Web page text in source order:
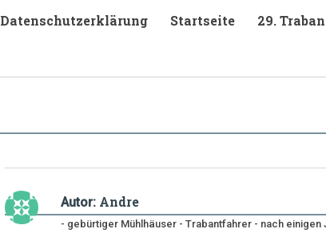
Datenschutzerklärung Startseite 29.
Autor: Andre
- gebürtiger Mühlhäuser - Trabantfahrer - nach einigen